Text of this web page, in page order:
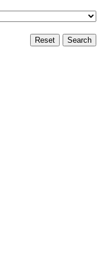
Search
Reset